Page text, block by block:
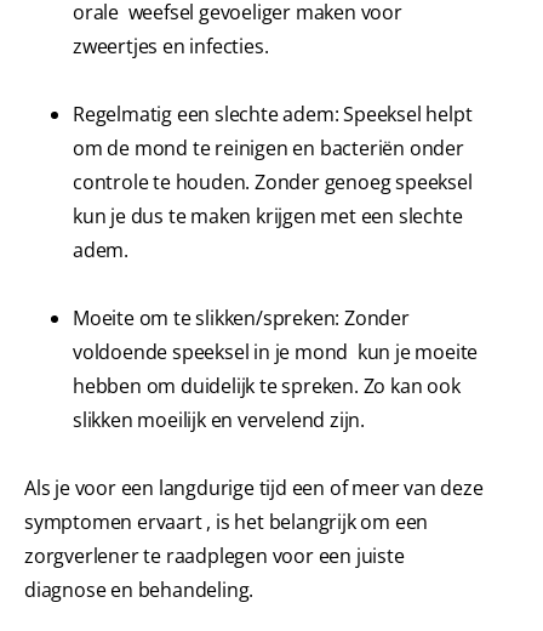
orale weefsel gevoeliger maken voor
zweertjes en infecties.
Regelmatig een slechte adem: Speeksel helpt
om de mond te reinigen en bacteriën onder
controle te houden. Zonder genoeg speeksel
kun je dus te maken krijgen met een slechte
adem.
Moeite om te slikken/spreken: Zonder
voldoende speeksel in je mond kun je moeite
hebben om duidelijk te spreken. Zo kan ook
slikken moeilijk en vervelend zijn.
Als je voor een langdurige tijd een of meer van deze
symptomen ervaart , is het belangrijk om een
zorgverlener te raadplegen voor een juiste
diagnose en behandeling.